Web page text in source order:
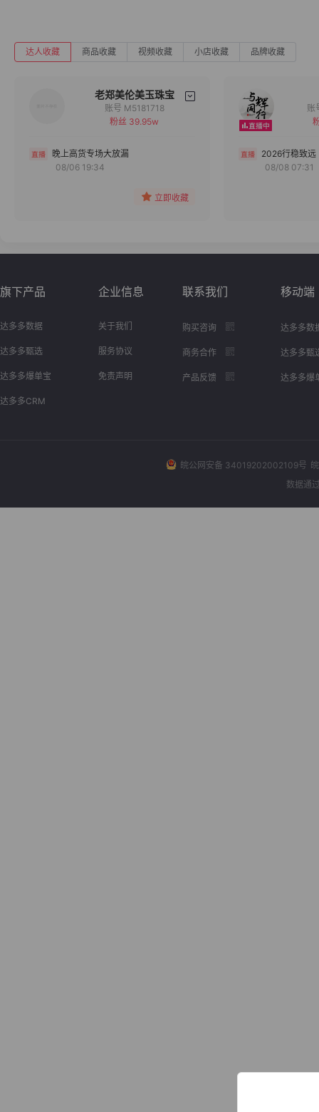
达人收藏 商品收藏 视频收藏 小店收藏 品牌收藏
老郑美伦美玉珠宝
备注
分组
账号 M5181718
粉丝 39.95w
晚上高货专场大放漏
08/06 19:34
立即收藏
2026行稳致远
08/08 07:31
旗下产品
达多多数据
达多多甄选
达多多爆单宝
达多多CRM
企业信息
关于我们
服务协议
免责声明
联系我们
购买咨询
商务合作
产品反馈
移动端
达多多数
达多多甄
达多多爆
皖公网安备 34019202002109号
数据通